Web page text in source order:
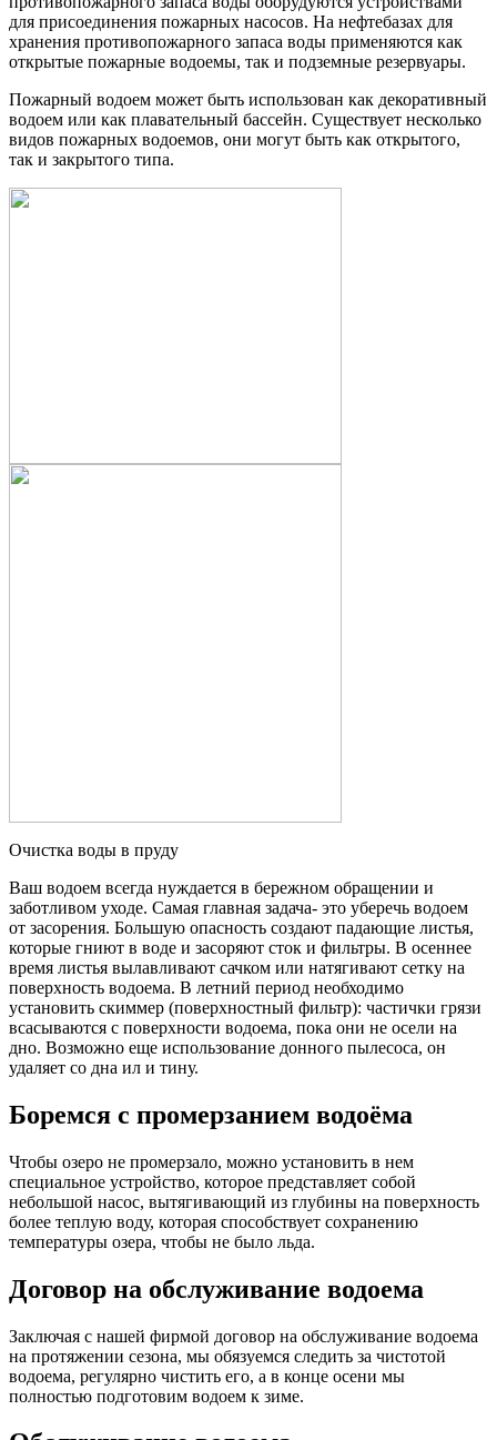
для присоединения пожарных насосов. На нефтебазах для
хранения противопожарного запаса воды применяются как
открытые пожарные водоемы, так и подземные резервуары.
Пожарный водоем может быть использован как декоративный
водоем или как плавательный бассейн. Существует несколько
видов пожарных водоемов, они могут быть как открытого,
так и закрытого типа.
Очистка воды в пруду
Ваш водоем всегда нуждается в бережном обращении и
заботливом уходе. Самая главная задача- это уберечь водоем
от засорения. Большую опасность создают падающие листья,
которые гниют в воде и засоряют сток и фильтры. В осеннее
время листья вылавливают сачком или натягивают сетку на
поверхность водоема. В летний период необходимо
установить скиммер (поверхностный фильтр): частички грязи
всасываются с поверхности водоема, пока они не осели на
дно. Возможно еще использование донного пылесоса, он
удаляет со дна ил и тину.
Боремся с промерзанием водоёма
Чтобы озеро не промерзало, можно установить в нем
специальное устройство, которое представляет собой
небольшой насос, вытягивающий из глубины на поверхность
более теплую воду, которая способствует сохранению
температуры озера, чтобы не было льда.
Договор на обслуживание водоема
Заключая с нашей фирмой договор на обслуживание водоема
на протяжении сезона, мы обязуемся следить за чистотой
водоема, регулярно чистить его, а в конце осени мы
полностью подготовим водоем к зиме.